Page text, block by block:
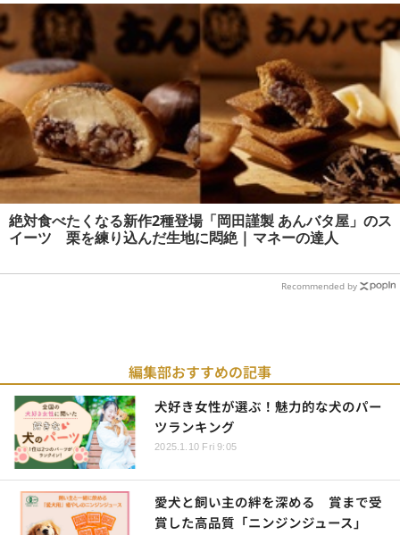
絶対食べたくなる新作2種登場「岡田謹製 あんバタ屋」のス
イーツ 栗を練り込んだ生地に悶絶 | マネーの達人
Recommended by
編集部おすすめの記事
犬好き女性が選ぶ！魅力的な犬のパー
ツランキング
2025.1.10 Fri 9:05
愛犬と飼い主の絆を深める 賞まで受
賞した高品質「ニンジンジュース」